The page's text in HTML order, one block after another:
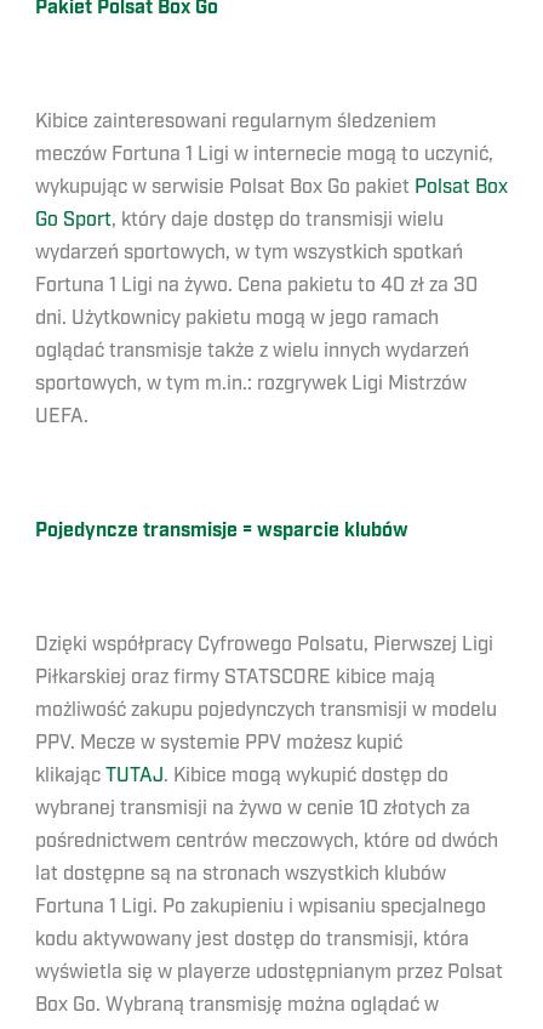
Pakiet Polsat Box Go
Kibice zainteresowani regularnym śledzeniem
meczów Fortuna 1 Ligi w internecie mogą to uczynić,
wykupując w serwisie Polsat Box Go pakiet Polsat Box
Go Sport, który daje dostęp do transmisji wielu
wydarzeń sportowych, w tym wszystkich spotkań
Fortuna 1 Ligi na żywo. Cena pakietu to 40 zł za 30
dni. Użytkownicy pakietu mogą w jego ramach
oglądać transmisje także z wielu innych wydarzeń
sportowych, w tym m.in.: rozgrywek Ligi Mistrzów
UEFA.
Pojedyncze transmisje = wsparcie klubów
Dzięki współpracy Cyfrowego Polsatu, Pierwszej Ligi
Piłkarskiej oraz firmy STATSCORE kibice mają
możliwość zakupu pojedynczych transmisji w modelu
PPV. Mecze w systemie PPV możesz kupić
klikając TUTAJ. Kibice mogą wykupić dostęp do
wybranej transmisji na żywo w cenie 10 złotych za
pośrednictwem centrów meczowych, które od dwóch
lat dostępne są na stronach wszystkich klubów
Fortuna 1 Ligi. Po zakupieniu i wpisaniu specjalnego
kodu aktywowany jest dostęp do transmisji, która
wyświetla się w playerze udostępnianym przez Polsat
Box Go. Wybraną transmisję można oglądać w